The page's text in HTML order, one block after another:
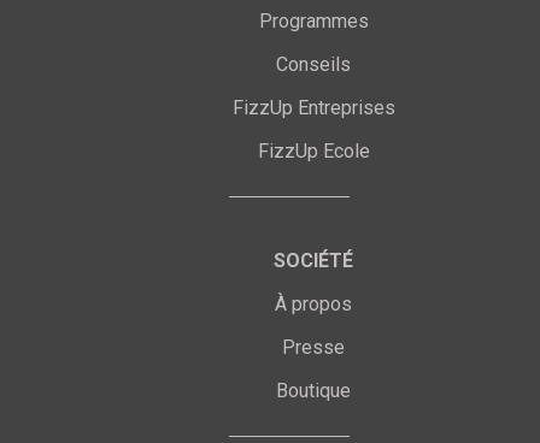
Programmes
Conseils
FizzUp Entreprises
FizzUp Ecole
SOCIÉTÉ
À propos
Presse
Boutique